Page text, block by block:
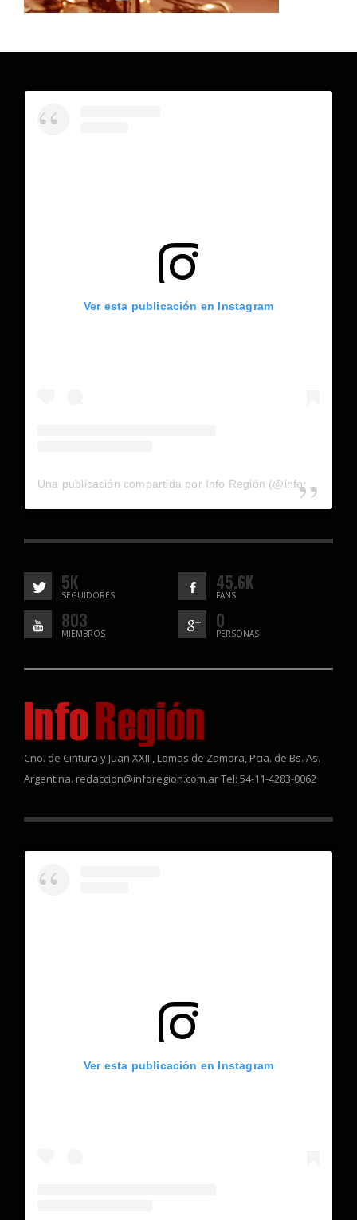
Ver esta publicación en Instagram
5K
SEGUIDORES
45.6K
FANS
803
MIEMBROS
0
PERSONAS
Cno. de Cintura y Juan XXIII, Lomas de Zamora, Pcia. de Bs. As.
Argentina. redaccion@inforegion.com.ar Tel: 54-11-4283-0062
Ver esta publicación en Instagram